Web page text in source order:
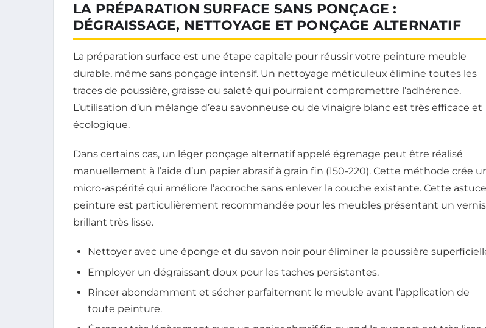
LA PRÉPARATION SURFACE SANS PONÇAGE :
DÉGRAISSAGE, NETTOYAGE ET PONÇAGE ALTERNATIF
La préparation surface est une étape capitale pour réussir votre peinture meuble
durable, même sans ponçage intensif. Un nettoyage méticuleux élimine toutes les
traces de poussière, graisse ou saleté qui pourraient compromettre l’adhérence.
L’utilisation d’un mélange d’eau savonneuse ou de vinaigre blanc est très efficace et
écologique.
Dans certains cas, un léger ponçage alternatif appelé égrenage peut être réalisé
manuellement à l’aide d’un papier abrasif à grain fin (150-220). Cette méthode crée
micro-aspérité qui améliore l’accroche sans enlever la couche existante. Cette astuce
peinture est particulièrement recommandée pour les meubles présentant un vernis
brillant très lisse.
Nettoyer avec une éponge et du savon noir pour éliminer la poussière
Employer un dégraissant doux pour les taches persistantes.
Rincer abondamment et sécher parfaitement le meuble avant l’application de
toute peinture.